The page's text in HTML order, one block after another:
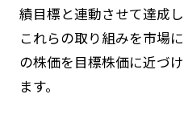
績目標と連動させて達成し
これらの取り組みを市場
の株価を目標株価に近づ
ます。